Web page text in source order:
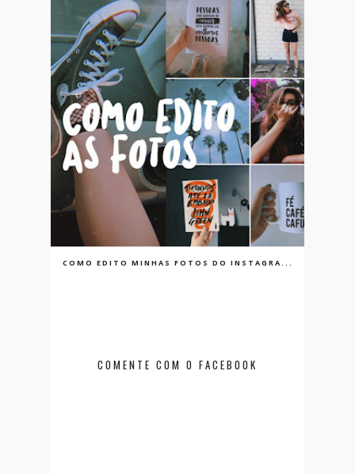
COMO EDITO MINHAS FOTOS DO INSTAGRA...
COMENTE COM O FACEBOOK